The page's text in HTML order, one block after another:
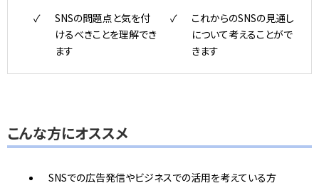
SNSの問題点と気を付
けるべきことを理解でき
ます
これからのSNSの見通し
について考えることがで
きます
こんな方にオススメ
SNSでの広告発信やビジネスでの活用を考えている方